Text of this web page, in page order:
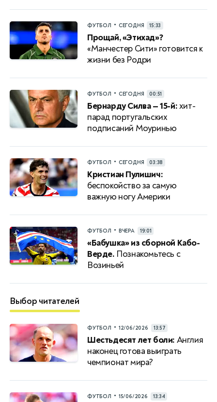
ФУТБОЛ • СЕГОДНЯ 15:33
Прощай, «Этихад»?
«Манчестер Сити» готовится к
жизни без Родри
ФУТБОЛ • СЕГОДНЯ 00:51
Бернарду Силва — 15-й:хит-
парад португальских
подписаний Моуринью
ФУТБОЛ • СЕГОДНЯ 03:38
Кристиан Пулишич:
беспокойство за самую
важную ногу Америки
ФУТБОЛ • ВЧЕРА 19:01
«Бабушка» из сборной Кабо-
Верде. Познакомьтесь с
Возиньей
Выбор читателей
ФУТБОЛ • 12/06/2026 13:57
Шестьдесят лет боли: Англия
наконец готова выиграть
чемпионат мира?
ФУТБОЛ • 15/06/2026 13:34